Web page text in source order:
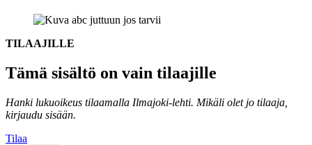
TILAAJILLE
Tämä sisältö on vain tilaajille
Hanki lukuoikeus tilaamalla Ilmajoki-lehti. Mikäli olet jo tilaaja,
kirjaudu sisään.
Tilaa